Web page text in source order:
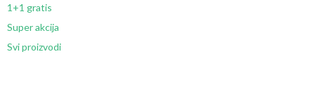
1+1 gratis
Super akcija
Svi proizvodi